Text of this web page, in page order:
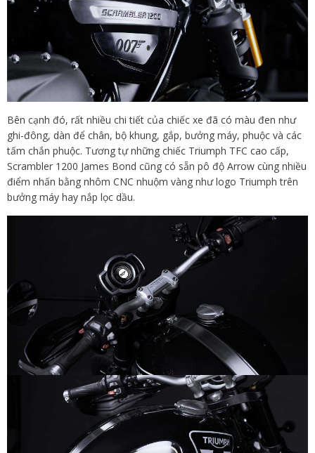
Bên cạnh đó, rất nhiều chi tiết của chiếc xe đã có màu đen như
ghi-đông, dàn để chân, bộ khung, gắp, bưởng máy, phuộc và các
tấm chắn phuộc. Tương tự những chiếc Triumph TFC cao cấp,
Scrambler 1200 James Bond cũng có sẵn pô độ Arrow cùng nhiều
điểm nhấn bằng nhôm CNC nhuộm vàng như logo Triumph trên
bưởng máy hay nắp lọc dầu.